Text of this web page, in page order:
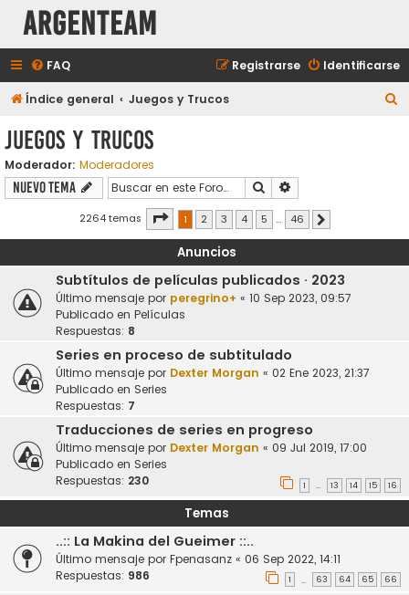
aRGENTeaM
FAQ Identificarse
Registrarse
Índice general Juegos y Trucos
Juegos y Trucos
Moderador: Moderadores
Nuevo Tema Buscar
2264 temas Página de 46
1 2 3 4 5 … 46
Anuncios
Subtítulos de películas publicados · 2023
Último mensaje por peregrino+ « 10 Sep 2023, 09:57
Publicado en Películas
Respuestas: 8
Series en proceso de subtitulado
Último mensaje por Dexter Morgan « 02 Ene 2023, 21:37
Publicado en Series
Respuestas: 7
Traducciones de series en progreso
Último mensaje por Dexter Morgan « 09 Jul 2019, 17:00
Publicado en Series
Respuestas: 230 1 … 13 14 15 16
Temas
..:: La Makina del Gueimer ::..
Último mensaje por Fpenasanz « 06 Sep 2022, 14:11
Respuestas: 986 1 … 63 64 65 66